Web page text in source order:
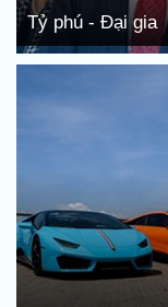
Tỷ phú - Đại gia